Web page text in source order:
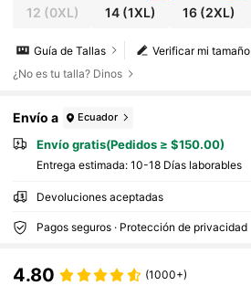
12 (0XL) 14 (1XL) 16(2XL)
Verificar mi tamaño
Guía de Tallas
¿No es tu talla? Dinos
Envío a Ecuador
Envío gratis(Pedidos ≥ $150.00)
Entrega estimada: 10-18 Días laborables
Devoluciones aceptadas
Pagos seguros · Protección de privacidad
4.80 (1000+)